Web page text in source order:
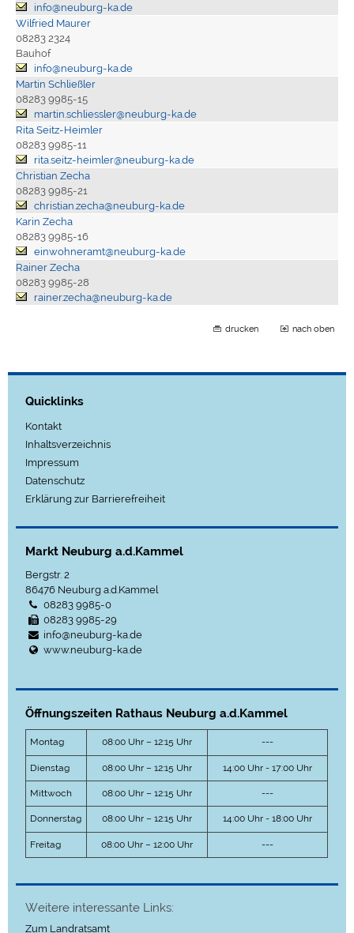
info@neuburg-ka.de
Wilfried Maurer
08283 2324
Bauhof
info@neuburg-ka.de
Martin Schließler
08283 9985-15
martin.schliessler@neuburg-ka.de
Rita Seitz-Heimler
08283 9985-11
rita.seitz-heimler@neuburg-ka.de
Christian Zecha
08283 9985-21
christian.zecha@neuburg-ka.de
Karin Zecha
08283 9985-16
einwohneramt@neuburg-ka.de
Rainer Zecha
08283 9985-28
rainer.zecha@neuburg-ka.de
drucken nach oben
Quicklinks
Kontakt
Inhaltsverzeichnis
Impressum
Datenschutz
Erklärung zur Barrierefreiheit
Markt Neuburg a.d.Kammel
Bergstr. 2
86476 Neuburg a.d.Kammel
08283 9985-0
08283 9985-29
info@neuburg-ka.de
www.neuburg-ka.de
Öffnungszeiten Rathaus Neuburg a.d.Kammel
Montag 08:00 Uhr – 12:15 Uhr ---
Dienstag 08:00 Uhr – 12:15 Uhr 14:00 Uhr - 17:00 Uhr
Mittwoch 08:00 Uhr – 12:15 Uhr ---
Donnerstag 08:00 Uhr – 12:15 Uhr 14:00 Uhr - 18:00 Uhr
Freitag 08:00 Uhr – 12:00 Uhr ---
Weitere interessante Links:
Zum Landratsamt